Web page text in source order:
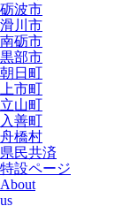
砺波市
滑川市
南砺市
黒部市
朝日町
上市町
立山町
入善町
舟橋村
県民共済
特設ページ
About
us